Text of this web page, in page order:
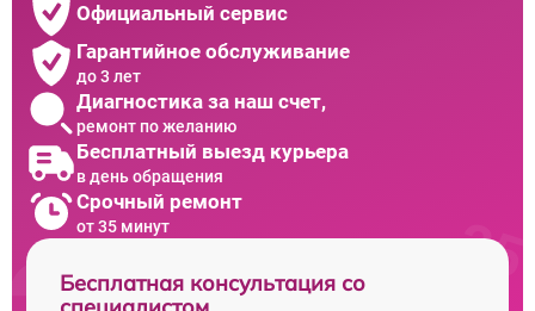
Официальный сервис
Гарантийное обслуживание
до 3 лет
Диагностика за наш счет,
ремонт по желанию
Бесплатный выезд курьера
в день обращения
Срочный ремонт
от 35 минут
Бесплатная консультация со